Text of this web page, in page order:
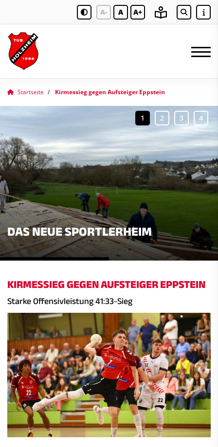
A- A A+
Startseite Kirmessieg gegen Aufsteiger Eppstein
DAS NEUE SPORTLERHEIM
KIRMESSIEG GEGEN AUFSTEIGER EPPSTEIN
Starke Offensivleistung 41:33-Sieg